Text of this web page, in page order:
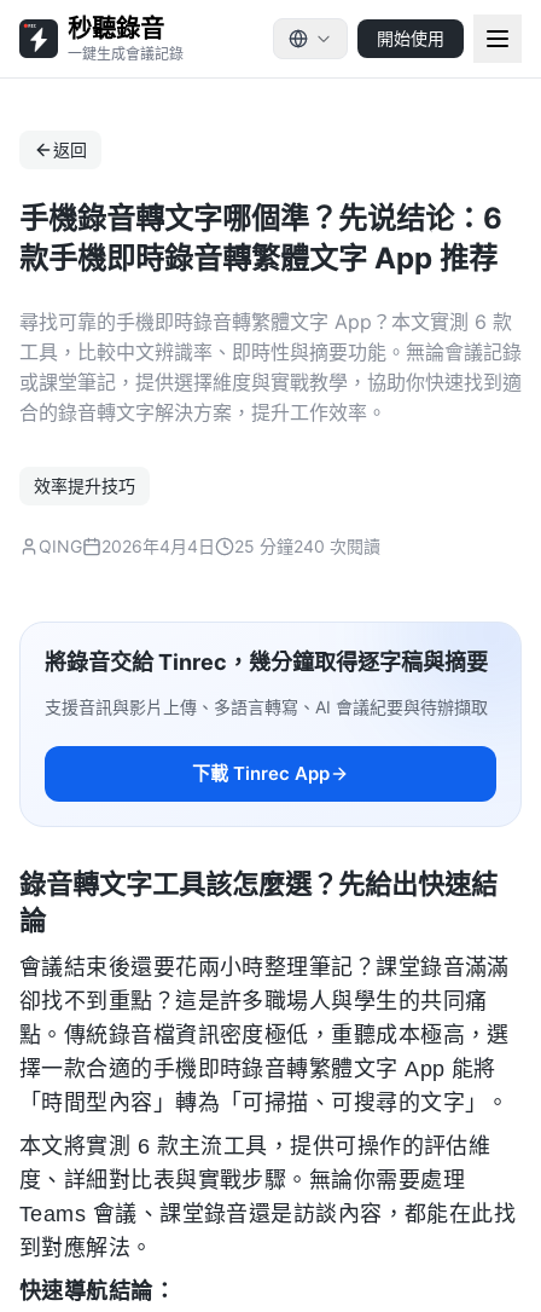
秒聽錄音
一鍵生成會議記錄
開始使用
返回
手機錄音轉文字哪個準？先说结论：6
款手機即時錄音轉繁體文字 App 推荐
尋找可靠的手機即時錄音轉繁體文字 App？本文實測 6 款
工具，比較中文辨識率、即時性與摘要功能。無論會議記錄
或課堂筆記，提供選擇維度與實戰教學，協助你快速找到適
合的錄音轉文字解決方案，提升工作效率。
效率提升技巧
QING 2026年4月4日 25 分鐘240 次閱讀
將錄音交給 Tinrec，幾分鐘取得逐字稿與摘要
支援音訊與影片上傳、多語言轉寫、AI 會議紀要與待辦擷取
下載 Tinrec App
錄音轉文字工具該怎麼選？先給出快速結
論
會議結束後還要花兩小時整理筆記？課堂錄音滿滿
卻找不到重點？這是許多職場人與學生的共同痛
點。傳統錄音檔資訊密度極低，重聽成本極高，選
擇一款合適的手機即時錄音轉繁體文字 App 能將
「時間型內容」轉為「可掃描、可搜尋的文字」。
本文將實測 6 款主流工具，提供可操作的評估維
度、詳細對比表與實戰步驟。無論你需要處理
Teams 會議、課堂錄音還是訪談內容，都能在此找
到對應解法。
快速導航結論：